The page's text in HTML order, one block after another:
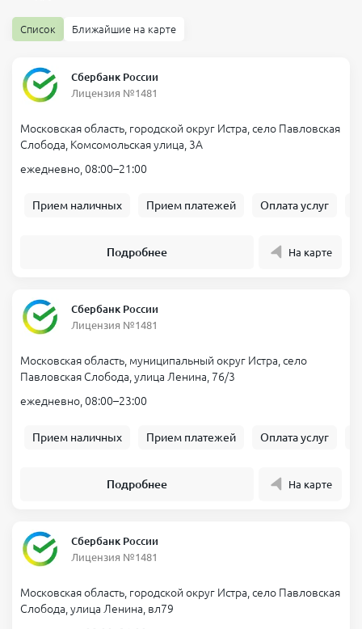
Список Ближайшие на карте
Сбербанк России
Лицензия №1481
Московская область, городской округ Истра, село Павловская
Слобода, Комсомольская улица, 3А
ежедневно, 08:00–21:00
Прием наличных Прием платежей Оплата услуг
Подробнее На карте
Сбербанк России
Лицензия №1481
Московская область, муниципальный округ Истра, село
Павловская Слобода, улица Ленина, 76/3
ежедневно, 08:00–23:00
Прием наличных Прием платежей Оплата услуг
Подробнее На карте
Сбербанк России
Лицензия №1481
Московская область, городской округ Истра, село Павловская
Слобода, улица Ленина, вл79